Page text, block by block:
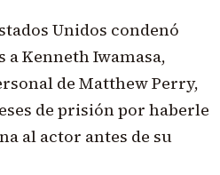
Unidos condenó
a Kenneth Iwamasa,
de Matthew Perry,
de prisión por haberle
al actor antes de su